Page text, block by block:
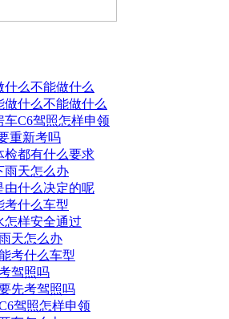
么不能做什么
什么不能做什么
车C6驾照怎样申领
重新考吗
检都有什么要求
雨天怎么办
由什么决定的呢
考什么车型
怎样安全通过
天怎么办
考什么车型
驾照吗
先考驾照吗
驾照怎样申领